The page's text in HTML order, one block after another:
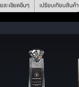
ละเอียดอื่นๆ เปรียบเทียบสินค้า